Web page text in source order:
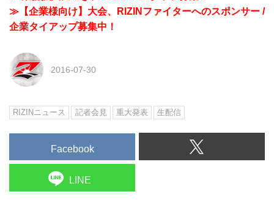
≫【企業様向け】大会、RIZINファイターへのスポンサー /
企業タイアップ募集中！
2016-07-30
RIZINニュース 記者会見 重大発表 生配信
Facebook
LINE